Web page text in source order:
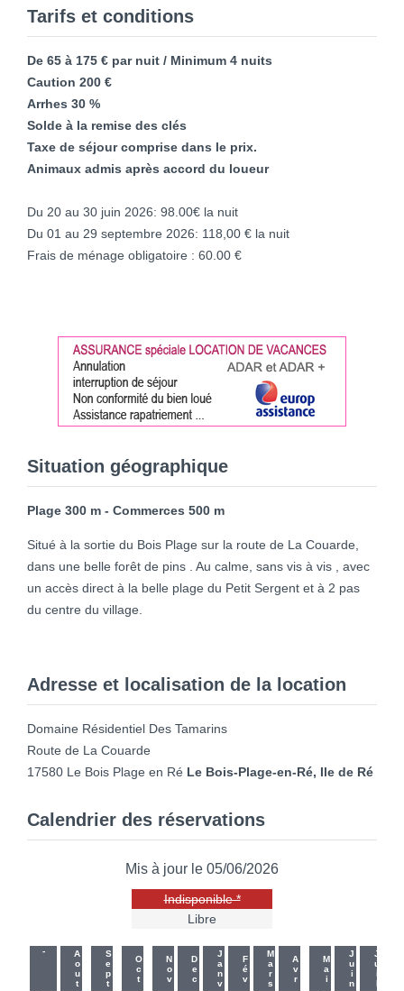
Tarifs et conditions
De 65 à 175 € par nuit / Minimum 4 nuits
Caution 200 €
Arrhes 30 %
Solde à la remise des clés
Taxe de séjour comprise dans le prix.
Animaux admis après accord du loueur
Du 20 au 30 juin 2026: 98.00€ la nuit
Du 01 au 29 septembre 2026: 118,00 € la nuit
Frais de ménage obligatoire : 60.00 €
Situation géographique
Plage 300 m - Commerces 500 m
Situé à la sortie du Bois Plage sur la route de La Couarde,
dans une belle forêt de pins . Au calme, sans vis à vis , avec
un accès direct à la belle plage du Petit Sergent et à 2 pas
du centre du village.
Adresse et localisation de la location
Domaine Résidentiel Des Tamarins
Route de La Couarde
17580 Le Bois Plage en Ré Le Bois-Plage-en-Ré, Ile de Ré
Calendrier des réservations
Mis à jour le 05/06/2026
Indisponible *
Libre
- Aout Sept Oct Nov Dec Janv Fév Mars Avr Mai Juin Juil